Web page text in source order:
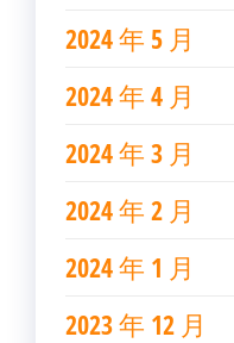
2024 年 5 月
2024 年 4 月
2024 年 3 月
2024 年 2 月
2024 年 1 月
2023 年 12 月